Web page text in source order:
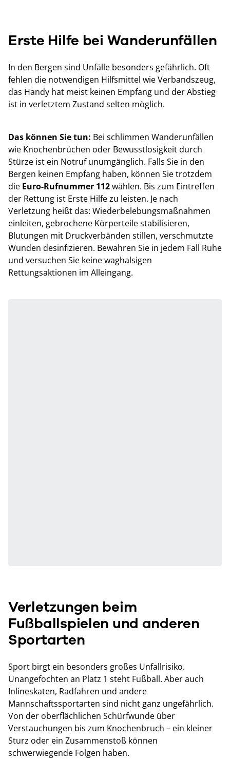
Erste Hilfe bei Wanderunfällen
In den Bergen sind Unfälle besonders gefährlich. Oft
fehlen die notwendigen Hilfsmittel wie Verbandszeug,
das Handy hat meist keinen Empfang und der Abstieg
ist in verletztem Zustand selten möglich.
Das können Sie tun: Bei schlimmen Wanderunfällen
wie Knochenbrüchen oder Bewusstlosigkeit durch
Stürze ist ein Notruf unumgänglich. Falls Sie in den
Bergen keinen Empfang haben, können Sie trotzdem
die Euro-Rufnummer 112wählen. Bis zum Eintreffen
der Rettung ist Erste Hilfe zu leisten. Je nach
Verletzung heißt das: Wiederbelebungsmaßnahmen
einleiten, gebrochene Körperteile stabilisieren,
Blutungen mit Druckverbänden stillen, verschmutzte
Wunden desinfizieren. Bewahren Sie in jedem Fall Ruhe
und versuchen Sie keine waghalsigen
Rettungsaktionen im Alleingang.
Verletzungen beim
Fußballspielen und anderen
Sportarten
Sport birgt ein besonders großes Unfallrisiko.
Unangefochten an Platz 1 steht Fußball. Aber auch
Inlineskaten, Radfahren und andere
Mannschaftssportarten sind nicht ganz ungefährlich.
Von der oberflächlichen Schürfwunde über
Verstauchungen bis zum Knochenbruch – ein kleiner
Sturz oder ein Zusammenstoß können
schwerwiegende Folgen haben.